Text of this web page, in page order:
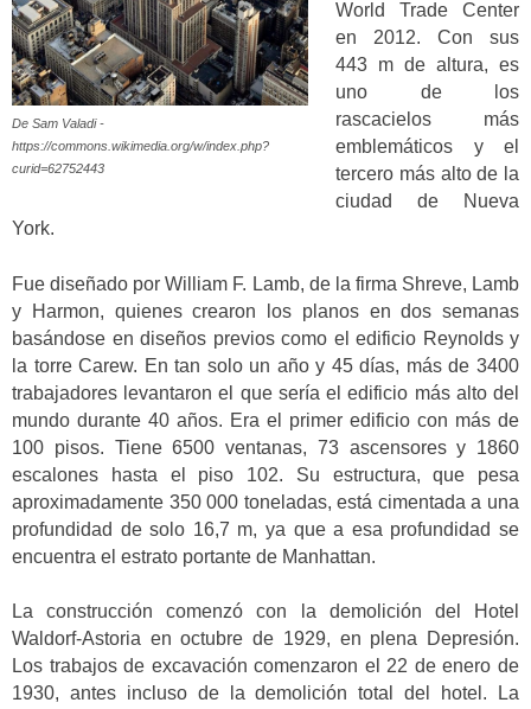
De Sam Valadi -
https://commons.wikimedia.org/w/index.php?
curid=62752443
World Trade Center
en 2012. Con sus
443 m de altura, es
uno de los
rascacielos más
emblemáticos y el
tercero más alto de la
ciudad de Nueva
York.
Fue diseñado por William F. Lamb, de la firma Shreve, Lamb
y Harmon, quienes crearon los planos en dos semanas
basándose en diseños previos como el edificio Reynolds y
la torre Carew. En tan solo un año y 45 días, más de 3400
trabajadores levantaron el que sería el edificio más alto del
mundo durante 40 años. Era el primer edificio con más de
100 pisos. Tiene 6500 ventanas, 73 ascensores y 1860
escalones hasta el piso 102. Su estructura, que pesa
aproximadamente 350 000 toneladas, está cimentada a una
profundidad de solo 16,7 m, ya que a esa profundidad se
encuentra el estrato portante de Manhattan.
La construcción comenzó con la demolición del Hotel
Waldorf-Astoria en octubre de 1929, en plena Depresión.
Los trabajos de excavación comenzaron el 22 de enero de
1930, antes incluso de la demolición total del hotel. La